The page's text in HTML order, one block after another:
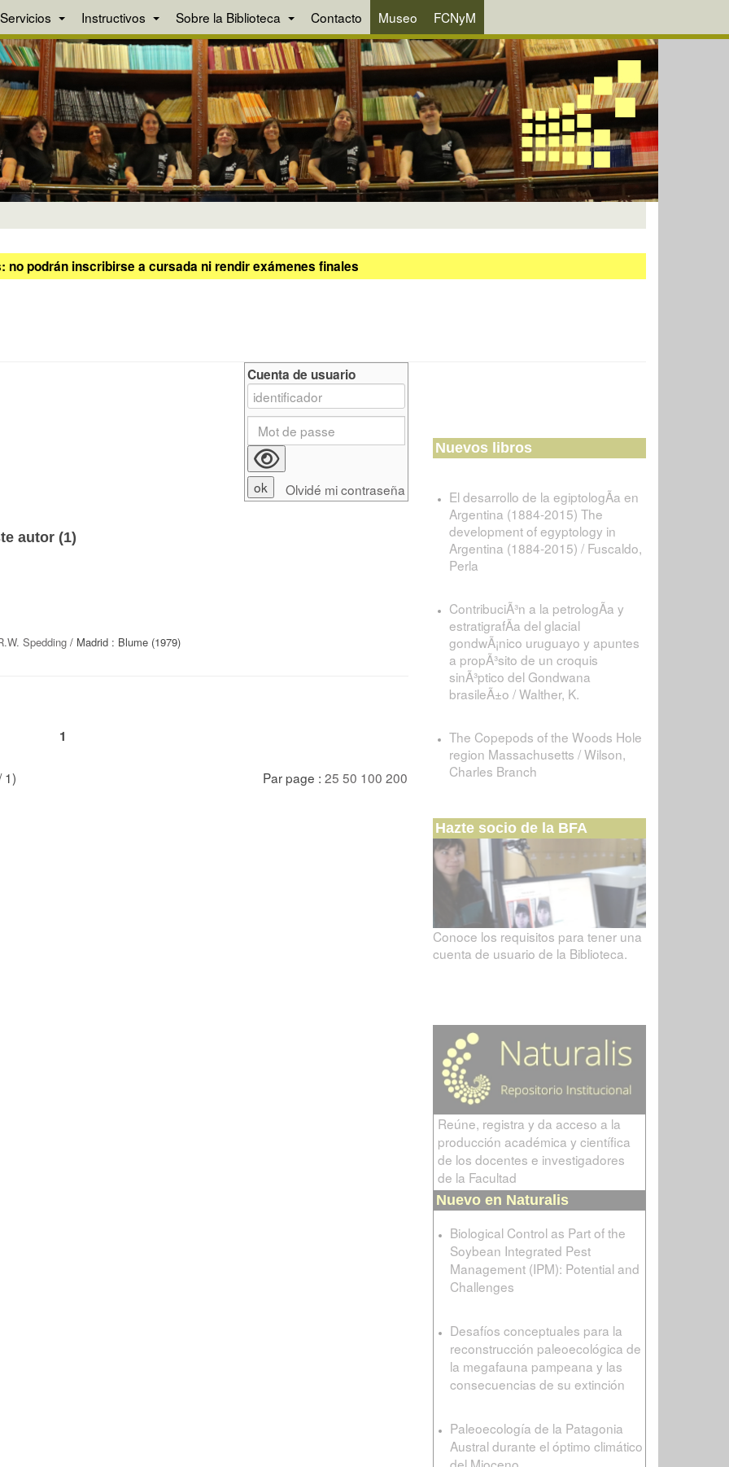
Servicios Instructivos Sobre la Biblioteca Contacto Museo FCNyM
podrán inscribirse a cursada ni rendir exámenes finales
autor (1)
Spedding / Madrid : Blume (1979)
1
1) Par page : 25 50 100 200
Cuenta de usuario
Olvidé mi contraseña
Nuevos libros
El desarrollo de la egiptologÃ­a en
Argentina (1884-2015) The
development of egyptology in
Argentina (1884-2015) / Fuscaldo,
Perla
ContribuciÃ³n a la petrologÃ­a y
estratigrafÃ­a del glacial
gondwÃ¡nico uruguayo y apuntes
a propÃ³sito de un croquis
sinÃ³ptico del Gondwana
brasileÃ±o / Walther, K.
The Copepods of the Woods Hole
region Massachusetts / Wilson,
Charles Branch
Hazte socio de la BFA
Conoce los requisitos para tener una
cuenta de usuario de la Biblioteca.
Reúne, registra y da acceso a la
producción académica y científica
de los docentes e investigadores
de la Facultad
Nuevo en Naturalis
Biological Control as Part of the
Soybean Integrated Pest
Management (IPM): Potential and
Challenges
Desafíos conceptuales para la
reconstrucción paleoecológica de
la megafauna pampeana y las
consecuencias de su extinción
Paleoecología de la Patagonia
Austral durante el óptimo climático